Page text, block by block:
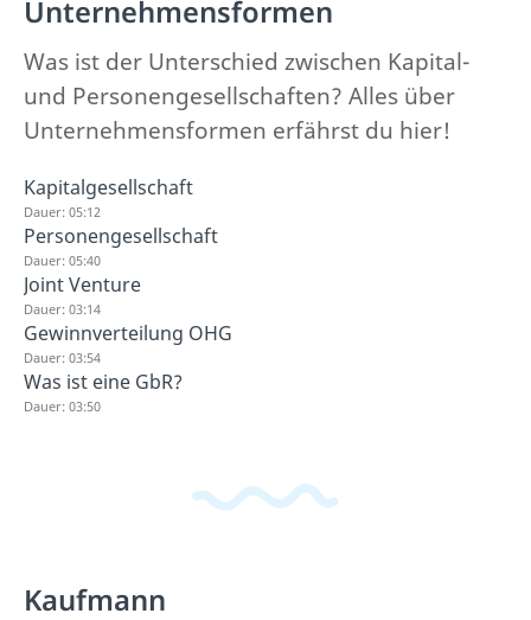
Unternehmensformen
Was ist der Unterschied zwischen Kapital-
und Personengesellschaften? Alles über
Unternehmensformen erfährst du hier!
Kapitalgesellschaft
Dauer: 05:12
Personengesellschaft
Dauer: 05:40
Joint Venture
Dauer: 03:14
Gewinnverteilung OHG
Dauer: 03:54
Was ist eine GbR?
Dauer: 03:50
Kaufmann